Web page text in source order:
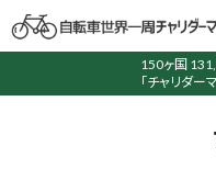
150ヶ国
「チャリダー